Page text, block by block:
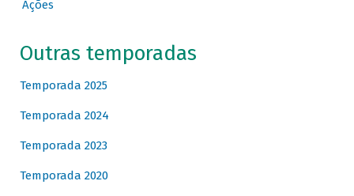
Ações
Outras temporadas
Temporada 2025
Temporada 2024
Temporada 2023
Temporada 2020